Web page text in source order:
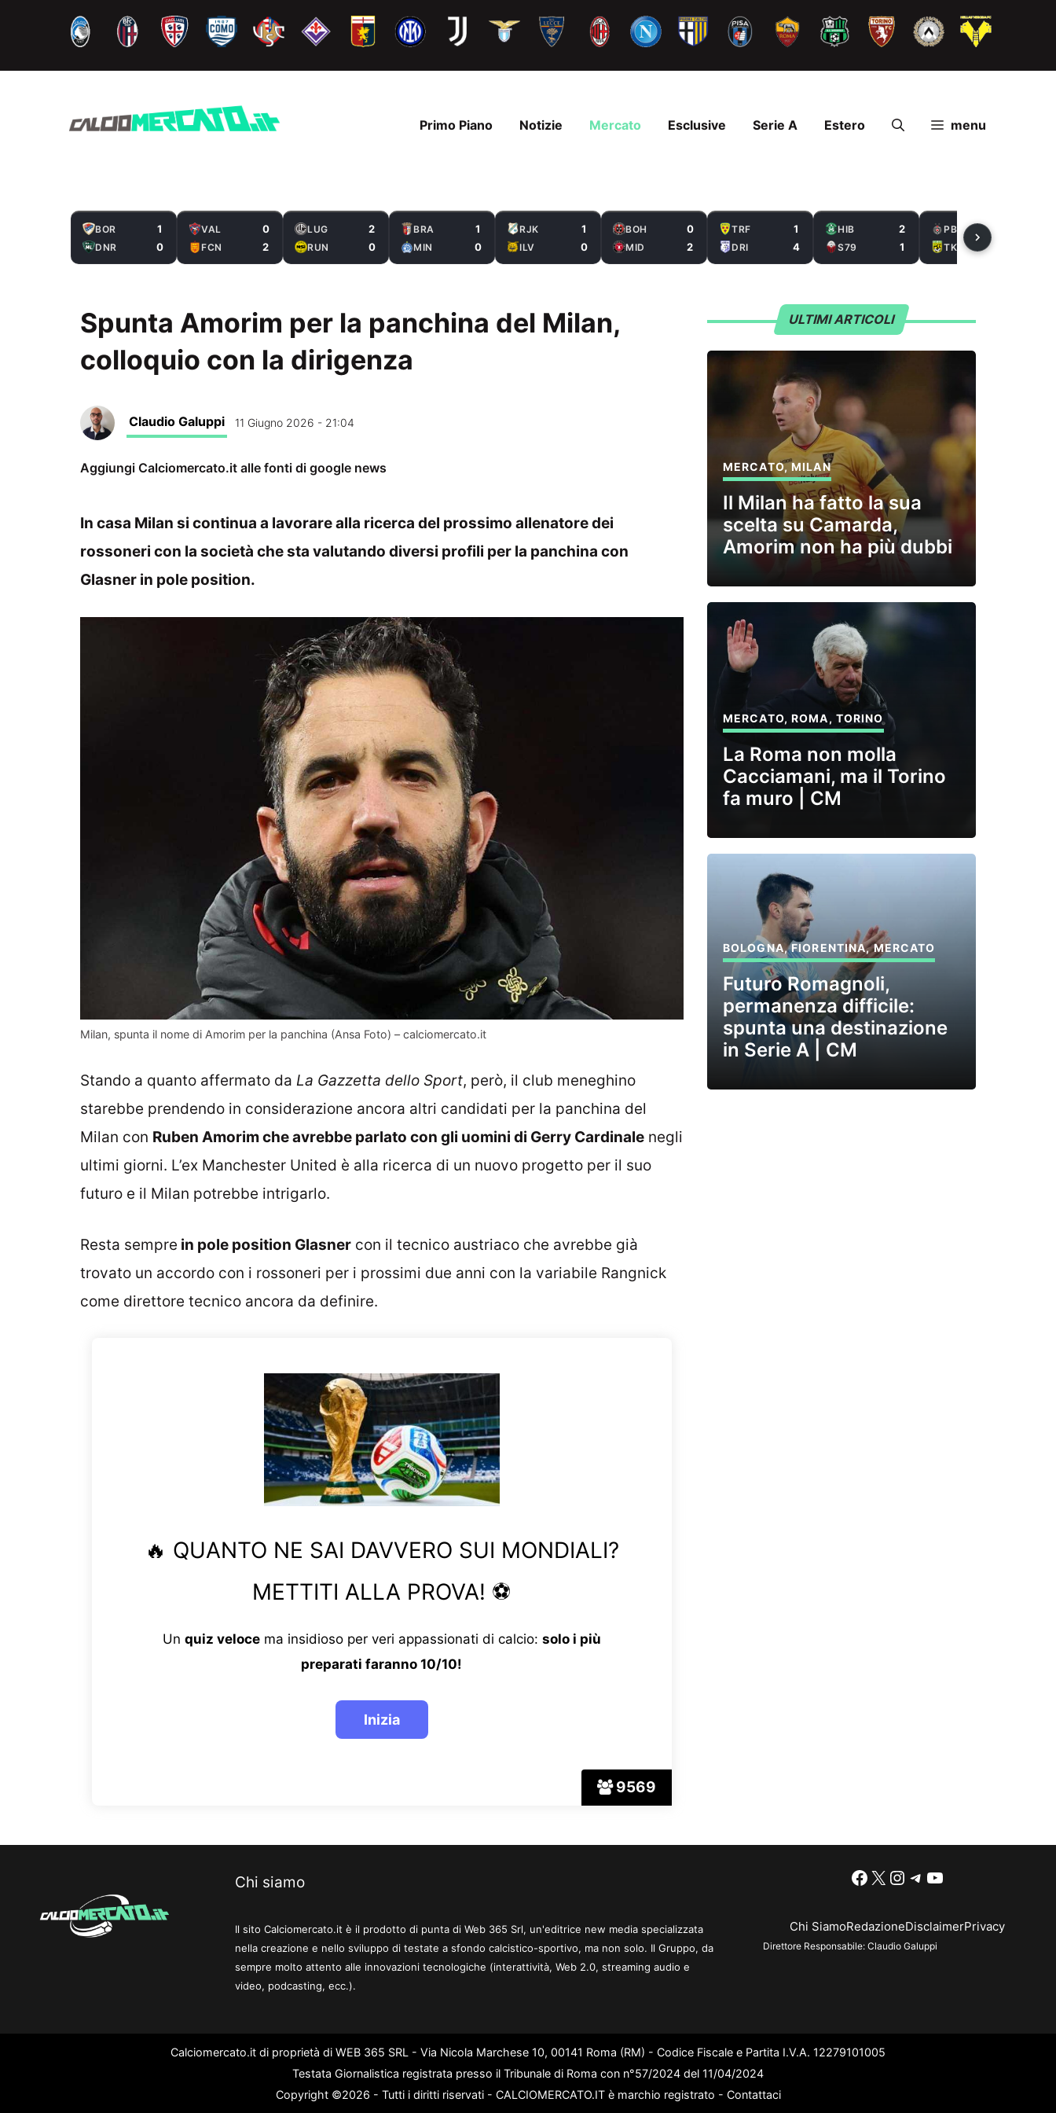
contenuto
Primo Piano Notizie Mercato Esclusive Serie A Estero menu
BOR 1
DNR 0
VAL 0
FCN 2
LUG 2
RUN 0
BRA 1
MIN 0
RJK 1
ILV 0
BOH 0
MID 2
TRF 1
DRI 4
HIB 2
S79 1
PBE
TKO
Spunta Amorim per la panchina del Milan,
colloquio con la dirigenza
Claudio Galuppi 11 Giugno 2026 - 21:04
Aggiungi Calciomercato.it alle fonti di google news
In casa Milan si continua a lavorare alla ricerca del prossimo allenatore dei
rossoneri con la società che sta valutando diversi profili per la panchina con
Glasner in pole position.
Milan, spunta il nome di Amorim per la panchina (Ansa Foto) – calciomercato.it
Stando a quanto affermato da La Gazzetta dello Sport, però, il club meneghino
starebbe prendendo in considerazione ancora altri candidati per la panchina del
Milan con Ruben Amorim che avrebbe parlato con gli uomini di Gerry Cardinale negli
ultimi giorni. L’ex Manchester United è alla ricerca di un nuovo progetto per il suo
futuro e il Milan potrebbe intrigarlo.
Resta sempre in pole position Glasner con il tecnico austriaco che avrebbe già
trovato un accordo con i rossoneri per i prossimi due anni con la variabile Rangnick
come direttore tecnico ancora da definire.
9569
🔥 QUANTO NE SAI DAVVERO SUI MONDIALI?
METTITI ALLA PROVA! ⚽
Un quiz velocema insidioso per veri appassionati di calcio: solo i più
preparati faranno 10/10!
ULTIMI ARTICOLI
MERCATO,MILAN
Il Milan ha fatto la sua
scelta su Camarda,
Amorim non ha più dubbi
MERCATO,ROMA, TORINO
La Roma non molla
Cacciamani, ma il Torino
fa muro | CM
BOLOGNA,FIORENTINA,MERCATO
Futuro Romagnoli,
permanenza difficile:
spunta una destinazione
in Serie A | CM
Chi siamo
Il sito Calciomercato.it è il prodotto di punta di Web 365 Srl, un'editrice new media specializzata
nella creazione e nello sviluppo di testate a sfondo calcistico-sportivo, ma non solo. Il Gruppo, da
sempre molto attento alle innovazioni tecnologiche (interattività, Web 2.0, streaming audio e
video, podcasting, ecc.).
Facebook
X Instagram
Telegram
YouTube
Chi SiamoRedazioneDisclaimerPrivacy
Direttore Responsabile: Claudio Galuppi
Calciomercato.it di proprietà di WEB 365 SRL - Via Nicola Marchese 10, 00141 Roma (RM) - Codice Fiscale e Partita I.V.A. 12279101005
Testata Giornalistica registrata presso il Tribunale di Roma con n°57/2024 del 11/04/2024
Copyright ©2026 - Tutti i diritti riservati - CALCIOMERCATO.IT è marchio registrato - Contattaci